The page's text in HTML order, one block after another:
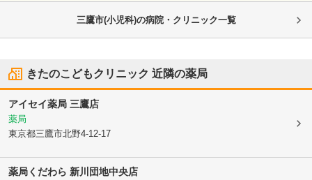
三鷹市(小児科)の病院・クリニック一覧
きたのこどもクリニック 近隣の薬局
アイセイ薬局 三鷹店
薬局
東京都三鷹市北野4-12-17
薬局くだわら 新川団地中央店